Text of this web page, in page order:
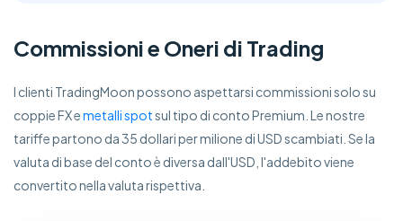
Chi siamo
Trading
Commissioni e Oneri di Trading
I clienti TradingMoon possono aspettarsi commissioni solo su
coppie FX emetalli spotsul tipo di conto Premium. Le nostre
tariffe partono da 35 dollari per milione di USD scambiati. Se la
valuta di base del conto è diversa dall'USD, l'addebito viene
convertito nella valuta rispettiva.